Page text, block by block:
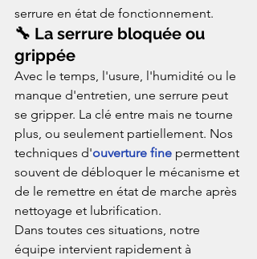
serrure en état de fonctionnement.
🔧 La serrure bloquée ou
grippée
Avec le temps, l'usure, l'humidité ou le
manque d'entretien, une serrure peut
se gripper. La clé entre mais ne tourne
plus, ou seulement partiellement. Nos
techniques d'ouverture fine permettent
souvent de débloquer le mécanisme et
de le remettre en état de marche après
nettoyage et lubrification.
Dans toutes ces situations, notre
équipe intervient rapidement à